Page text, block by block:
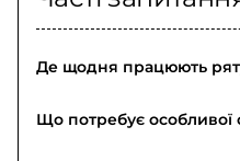
Де щодня працюють
Що потребує особливої